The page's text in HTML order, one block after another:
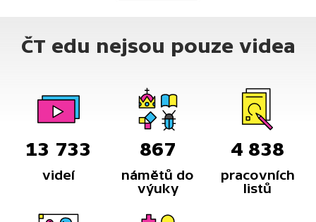
ČT edu nejsou pouze videa
13 733
videí
867
námětů do
výuky
4 838
pracovních
listů